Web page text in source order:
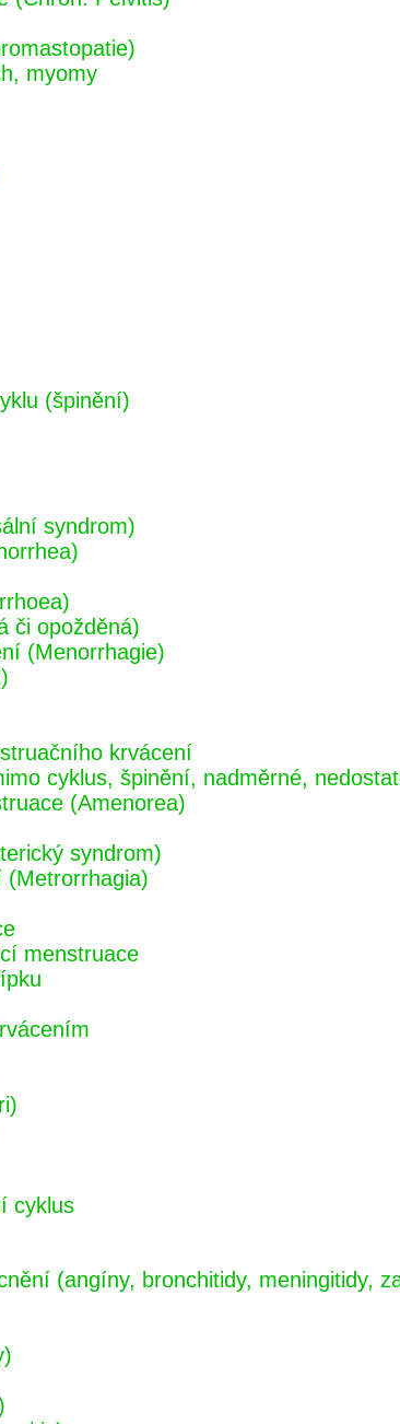
myomy
(špinění)
syndrom)
či opožděná)
(Menorrhagie)
krvácení
cyklus, špinění, nadměrné,
(Amenorea)
syndrom)
(Metrorrhagia)
menstruace
cyklus
(angíny, bronchitidy, meningitidy,